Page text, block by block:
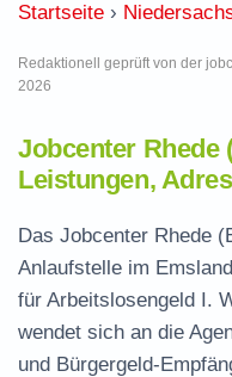
Startseite ›
Redaktionell geprüft von der
2026
Jobcenter Rhede
Leistungen,
Das Jobcenter Rhede
Anlaufstelle im
für Arbeitslosengeld I.
wendet sich an die
und Bürgergeld-